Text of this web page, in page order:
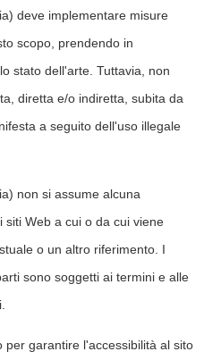
deve implementare misure
scopo, prendendo in
stato dell'arte. Tuttavia, non
diretta e/o indiretta, subita da
a seguito dell'uso illegale
non si assume alcuna
siti Web a cui o da cui viene
o un altro riferimento. I
sono soggetti ai termini e alle
garantire l'accessibilità al sito